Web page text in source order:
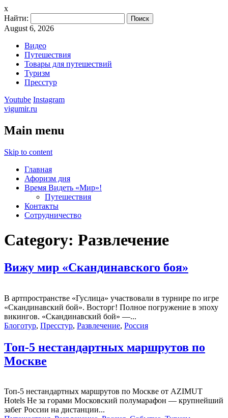
x
Найти:
August 6, 2026
Видео
Путешествия
Товары для путешествий
Туризм
Пресстур
Youtube Instagram
vigumir.ru
Main menu
Skip to content
Главная
Афоризм дня
Время Видеть «Мир»!
Путешествия
Контакты
Сотрудничество
Category: Развлечение
Вижу мир «Скандинавского боя»
В артпространстве «Гуслица» участвовали в турнире по игре
«Скандинавский бой». Восторг! Полное погружение в эпоху
викингов. «Скандинавский бой» —...
Блоготур, Пресстур, Развлечение, Россия
Топ-5 нестандартных маршрутов по
Москве
Топ-5 нестандартных маршрутов по Москве от AZIMUT
Hotels Не за горами Московский полумарафон — крупнейший
забег России на дистанции...